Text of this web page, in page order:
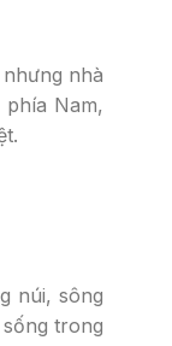
nhà
Nam,
núi, sông
trong